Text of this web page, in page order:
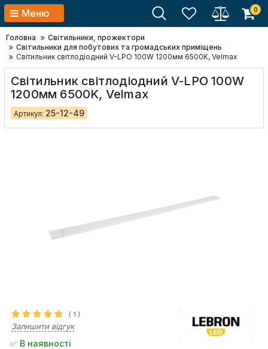
Меню 0
Головна
Світильники, прожектори
Світильники для побутових та громадських приміщень
Світильник світлодіодний V-LPО 100W 1200мм 6500K, Velmax
Світильник світлодіодний V-LPО 100W
1200мм 6500K, Velmax
Артикул: 25-12-49
( 1 )
Залишити відгук
✅ В наявності